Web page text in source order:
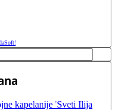
kapelanije 'Sveti Ilija